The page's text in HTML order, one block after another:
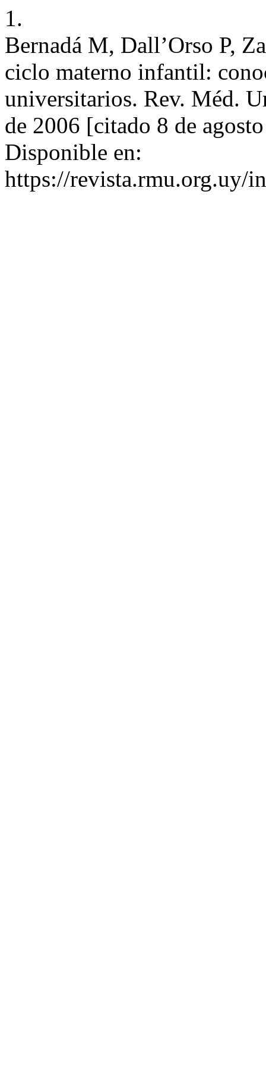
1.
Bernadá M, Dall’Orso P,
ciclo materno infantil:
universitarios. Rev. Méd.
de 2006 [citado 8 de
Disponible en:
https://revista.rmu.org.uy/